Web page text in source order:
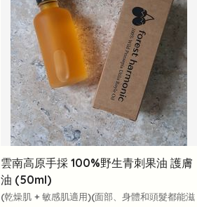
雲南高原手採 100%野生青刺果油 護膚
油 (50ml)
(乾燥肌 + 敏感肌適用)(面部、身體和頭髮都能滋